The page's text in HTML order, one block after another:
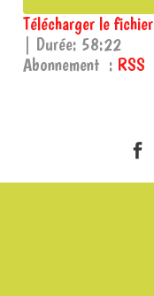
RSS
SHARE
Télécharger le fichier
Durée: 58:22
Abonnement : RSS